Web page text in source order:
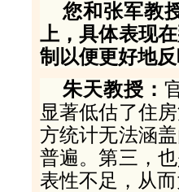
您和张军教
上，具体表现
制以便更好地
朱天教授：
显著低估了住
方统计无法涵
普遍。第三，
表性不足，从